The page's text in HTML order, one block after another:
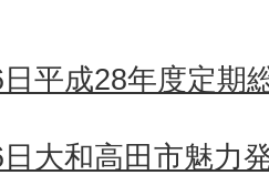
平成28年度定期
大和高田市魅力